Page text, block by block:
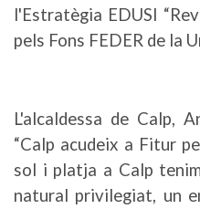
l'Estratègia EDUSI
pels Fons FEDER de la
L'alcaldessa de Calp,
“Calp acudeix a Fitur
sol i platja a Calp
natural privilegiat, un